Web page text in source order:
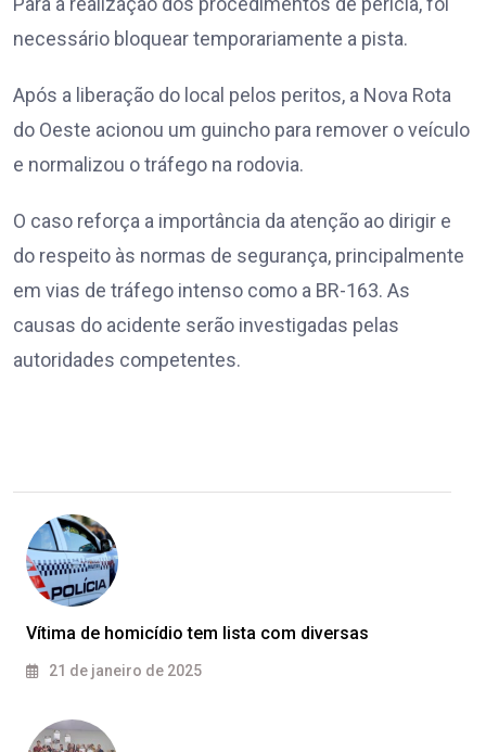
necessário bloquear temporariamente a pista.
Após a liberação do local pelos peritos, a Nova Rota
do Oeste acionou um guincho para remover o veículo
e normalizou o tráfego na rodovia.
O caso reforça a importância da atenção ao dirigir e
do respeito às normas de segurança, principalmente
em vias de tráfego intenso como a BR-163. As
causas do acidente serão investigadas pelas
autoridades competentes.
Vítima de homicídio tem lista com diversas
21 de janeiro de 2025